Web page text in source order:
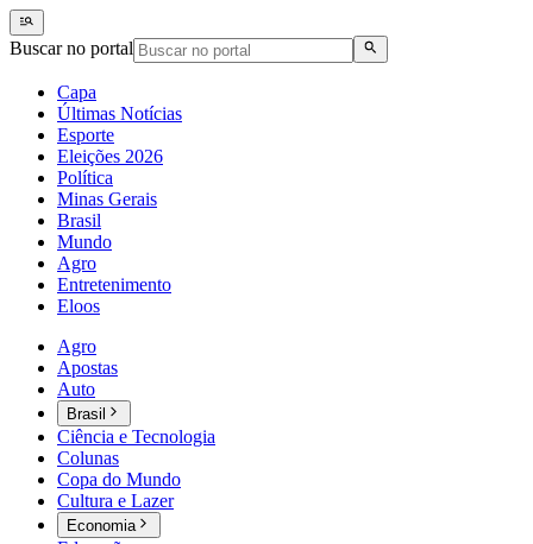
Buscar no portal
Capa
Últimas Notícias
Esporte
Eleições 2026
Política
Minas Gerais
Brasil
Mundo
Agro
Entretenimento
Eloos
Agro
Apostas
Auto
Brasil
Ciência e Tecnologia
Colunas
Copa do Mundo
Cultura e Lazer
Economia